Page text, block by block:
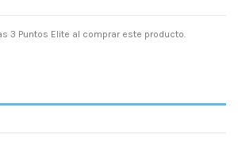
3 Puntos Elite al comprar este producto.